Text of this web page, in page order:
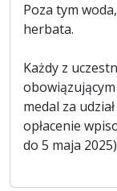
Poza tym
herbata.
Każdy z
medal za
opłacenie
do 5 maja